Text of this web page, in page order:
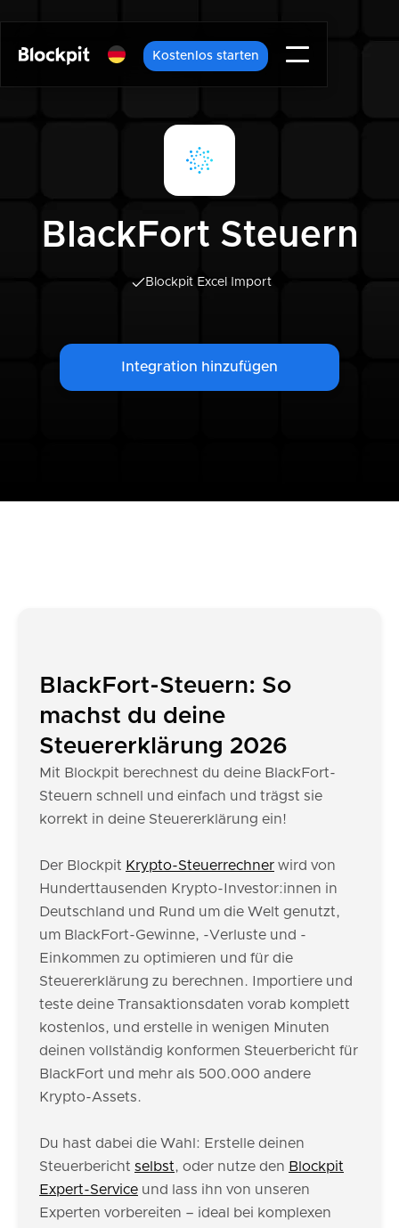
Kostenlos starten
BlackFort Steuern
Blockpit Excel Import
Integration hinzufügen
BlackFort-Steuern: So
machst du deine
Steuererklärung 2026
Mit Blockpit berechnest du deine BlackFort-
Steuern schnell und einfach und trägst sie
korrekt in deine Steuererklärung ein!
Der Blockpit Krypto-Steuerrechner wird von
Hunderttausenden Krypto-Investor:innen in
Deutschland und Rund um die Welt genutzt,
um BlackFort-Gewinne, -Verluste und -
Einkommen zu optimieren und für die
Steuererklärung zu berechnen. Importiere und
teste deine Transaktionsdaten vorab komplett
kostenlos, und erstelle in wenigen Minuten
deinen vollständig konformen Steuerbericht für
BlackFort und mehr als 500.000 andere
Krypto-Assets.
Du hast dabei die Wahl: Erstelle deinen
Steuerbericht selbst, oder nutze den Blockpit
Expert-Service und lass ihn von unseren
Experten vorbereiten – ideal bei komplexen